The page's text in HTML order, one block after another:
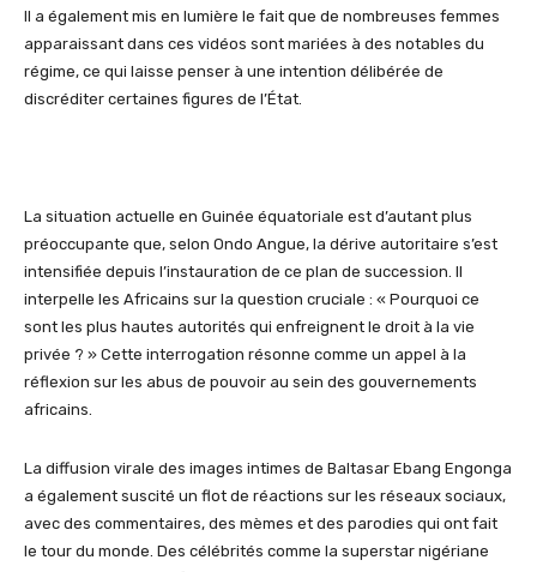
Il a également mis en lumière le fait que de nombreuses femmes
apparaissant dans ces vidéos sont mariées à des notables du
régime, ce qui laisse penser à une intention délibérée de
discréditer certaines figures de l’État.
La situation actuelle en Guinée équatoriale est d’autant plus
préoccupante que, selon Ondo Angue, la dérive autoritaire s’est
intensifiée depuis l’instauration de ce plan de succession. Il
interpelle les Africains sur la question cruciale : « Pourquoi ce
sont les plus hautes autorités qui enfreignent le droit à la vie
privée ? » Cette interrogation résonne comme un appel à la
réflexion sur les abus de pouvoir au sein des gouvernements
africains.
La diffusion virale des images intimes de Baltasar Ebang Engonga
a également suscité un flot de réactions sur les réseaux sociaux,
avec des commentaires, des mèmes et des parodies qui ont fait
le tour du monde. Des célébrités comme la superstar nigériane